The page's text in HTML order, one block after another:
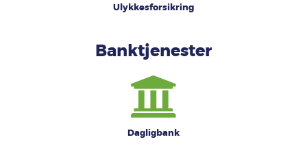
Ulykkesforsikring
Banktjenester
Dagligbank